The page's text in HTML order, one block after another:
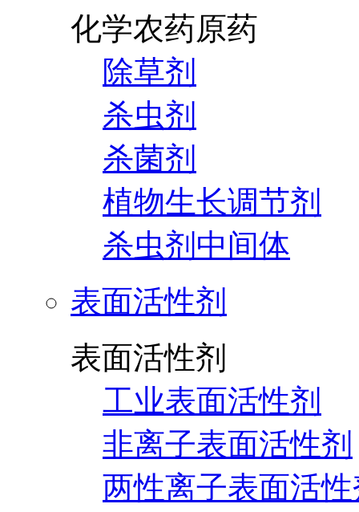
化学农药原药
除草剂
杀虫剂
杀菌剂
植物生长调节剂
杀虫剂中间体
表面活性剂
表面活性剂
工业表面活性剂
非离子表面活性剂
两性离子表面活